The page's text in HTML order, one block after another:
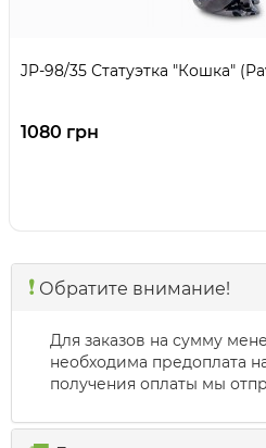
JP-98/35 Статуэтка "Кошка"
1080 грн
❗️ Обратите внимание!
Для заказов на сумму
необходима предоплата
получения оплаты мы